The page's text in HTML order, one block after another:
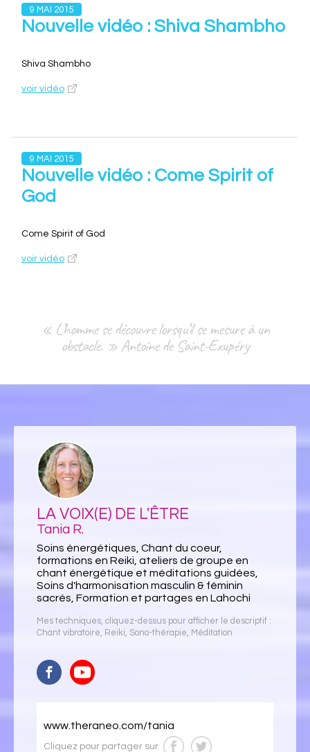
9 MAI 2015
Nouvelle vidéo : Shiva Shambho
Shiva Shambho
voir vidéo
9 MAI 2015
Nouvelle vidéo : Come Spirit of
God
Come Spirit of God
voir vidéo
« L’homme se découvre lorsqu’il se mesure à un
obstacle. » Antoine de Saint-Exupéry
LA VOIX(E) DE L'ÊTRE
Tania R.
Soins énergétiques, Chant du coeur,
formations en Reiki, ateliers de groupe en
chant énergétique et méditations guidées,
Soins d'harmonisation masculin & féminin
sacrés, Formation et partages en Lahochi
Mes techniques, cliquez-dessus pour afficher le descriptif :
Chant vibratoire, Reiki, Sono-thérapie, Méditation
www.theraneo.com/tania
Cliquez pour partager sur